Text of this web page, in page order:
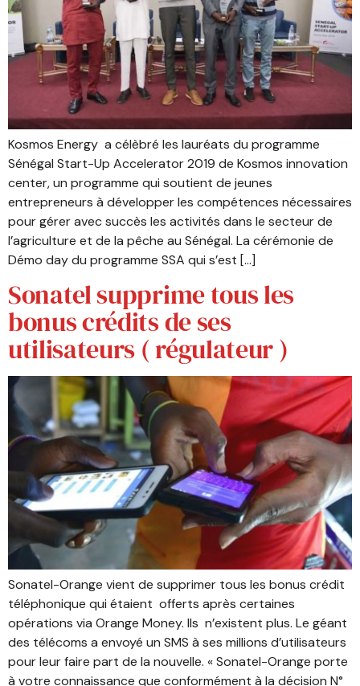
Kosmos Energy a célèbré les lauréats du programme
Sénégal Start-Up Accelerator 2019 de Kosmos innovation
center, un programme qui soutient de jeunes
entrepreneurs à développer les compétences nécessaires
pour gérer avec succès les activités dans le secteur de
l’agriculture et de la pêche au Sénégal. La cérémonie de
Démo day du programme SSA qui s’est […]
Sonatel supprime tous les
bonus crédits de ses
utilisateurs ( régulateur )
Sonatel-Orange vient de supprimer tous les bonus crédit
téléphonique qui étaient offerts après certaines
opérations via Orange Money. Ils n’existent plus. Le géant
des télécoms a envoyé un SMS à ses millions d’utilisateurs
pour leur faire part de la nouvelle. « Sonatel-Orange porte
à votre connaissance que conformément à la décision N°